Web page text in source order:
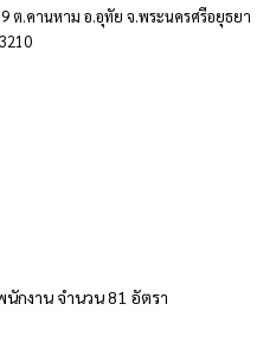
ต.คานหาม อ.อุทัย จ.พระนครศรีอยุธยา
กงาน จำนวน 81 อัตรา